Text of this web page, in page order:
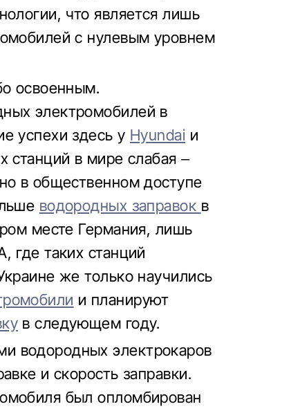
что является лишь
с нулевым уровнем
освоенным.
электромобилей в
успехи здесь у Hyundai и
станций в мире слабая –
в общественном доступе
водородных заправок в
месте Германия, лишь
где таких станций
же только научились
и планируют
в следующем году.
водородных электрокаров
и скорость заправки.
был опломбирован